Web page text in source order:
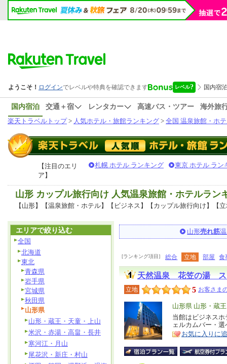
国内宿泊 交通＋宿 レンタカー 高速バス・ツアー
海外旅
楽天トラベルトップ> 人気ホテル・旅館ランキング > 全国 温泉旅館・ホ
【注目のエリ
ア】
札幌 ホテル ランキング 東京 ホテル ラン
山形 カップル旅行向け 人気温泉旅館・ホテルラン
【山形】【温泉旅館・ホテル】【ビジネス】【カップル旅行向け】【
山形売れ筋
[ランキング項目] 総合 立地 部屋 食
天然温泉 花笠の湯 ス
立地 5 お客さま
エ
リ
ア
山形県 山形・蔵
特
徴
当館はビジネス
ェルカムバー・
お気に入りに
エリアで絞り込む
全国
北海道
東北
青森県
岩手県
宮城県
秋田県
山形県
山形・蔵王・天童・上山
米沢・赤湯・高畠・長井
寒河江・月山
尾花沢・新庄・村山